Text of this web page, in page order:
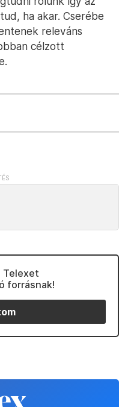
ha akar. Cserébe
releváns
célzott
Telexet
forrásnak!